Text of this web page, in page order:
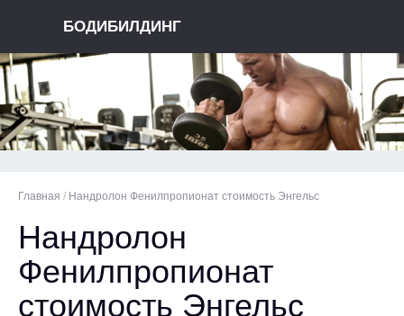
БОДИБИЛДИНГ
Главная / Нандролон Фенилпропионат стоимость Энгельс
Нандролон
Фенилпропионат
стоимость Энгельс